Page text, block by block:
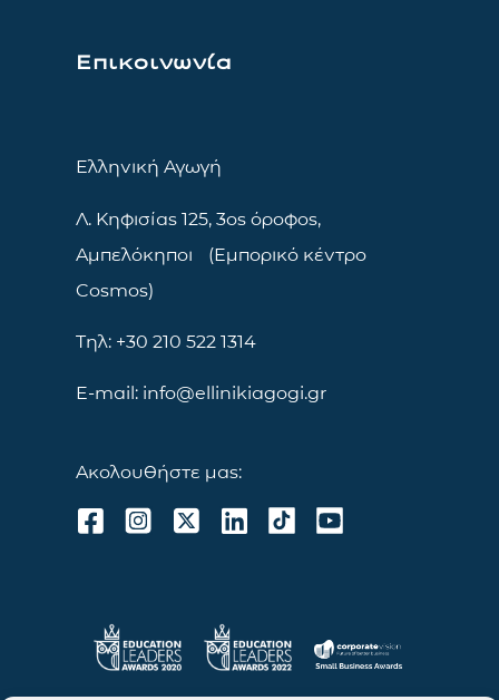
Επικοινωνία
Ελληνική Αγωγή
Λ. Κηφισίας 125, 3ος όροφος,
Αμπελόκηποι (Εμπορικό κέντρο
Cosmos)
Τηλ: +30 210 522 1314
E-mail: info@ellinikiagogi.gr
Ακολουθήστε μας: